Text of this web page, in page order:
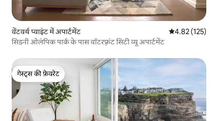
वेंटवर्थ प्वाइंट में अपार्टमेंट औसत रेटिंग 5 में से
4.82 (125)
सिडनी ओलंपिक पार्क के पास वॉटरफ़्रंट सिटी व्यू अपार्टमेंट
गेस्ट्स की फ़ेवरेट
गेस्ट्स की फ़ेवरेट